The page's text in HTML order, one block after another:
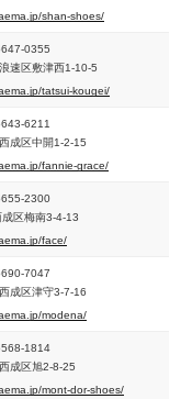
shan-shoes/
0355
速区敷津西1-10-5
tatsui-kougei/
6211
成区中開1-2-15
fannie-grace/
2300
区梅南3-4-13
face/
7047
成区津守3-7-16
modena/
1814
成区旭2-8-25
mont-dor-shoes/